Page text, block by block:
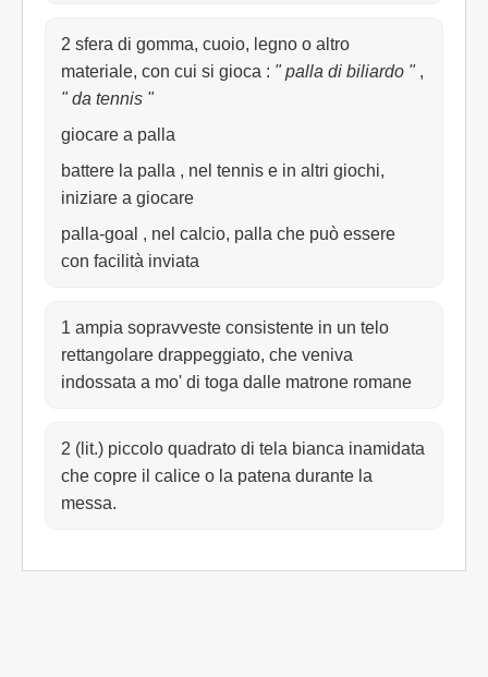
2 sfera di gomma, cuoio, legno o altro
materiale, con cui si gioca : " palla di biliardo " ,
" da tennis "
giocare a palla
battere la palla , nel tennis e in altri giochi,
iniziare a giocare
palla-goal , nel calcio, palla che può essere
con facilità inviata
1 ampia sopravveste consistente in un telo
rettangolare drappeggiato, che veniva
indossata a mo' di toga dalle matrone romane
2 (lit.) piccolo quadrato di tela bianca inamidata
che copre il calice o la patena durante la
messa.